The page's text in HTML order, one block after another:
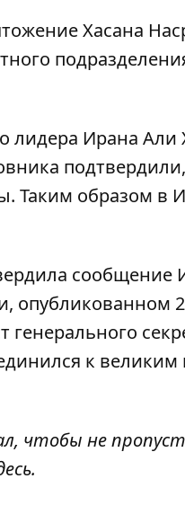
Хасана
лидера Ирана Али
Таким образом в
сообщение
опубликованном
генерального
к
, чтобы не
.